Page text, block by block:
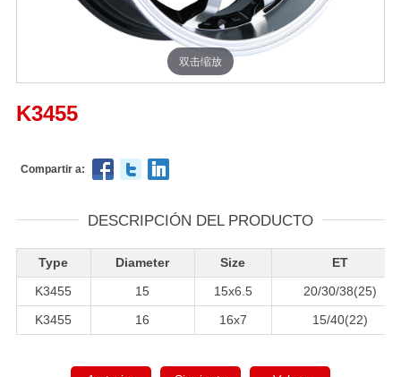
双击缩放
K3455
Compartir a:
DESCRIPCIÓN DEL PRODUCTO
Type Diameter Size
ET
K3455
15 15x6.5
20/30/38(25)
K3455
16 16x7 15/40(22)